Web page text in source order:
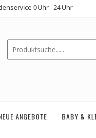
0 Uhr - 24 Uhr
ANGEBOTE BABY &